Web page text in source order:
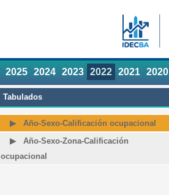
2025 2024 2023 2022 2021 2020
Tabulados
Año-Sexo-Calificación ocupacional
Año-Sexo-Zona-Calificación
ocupacional